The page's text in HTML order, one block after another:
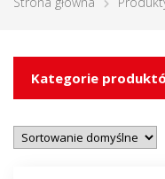
Kategorie